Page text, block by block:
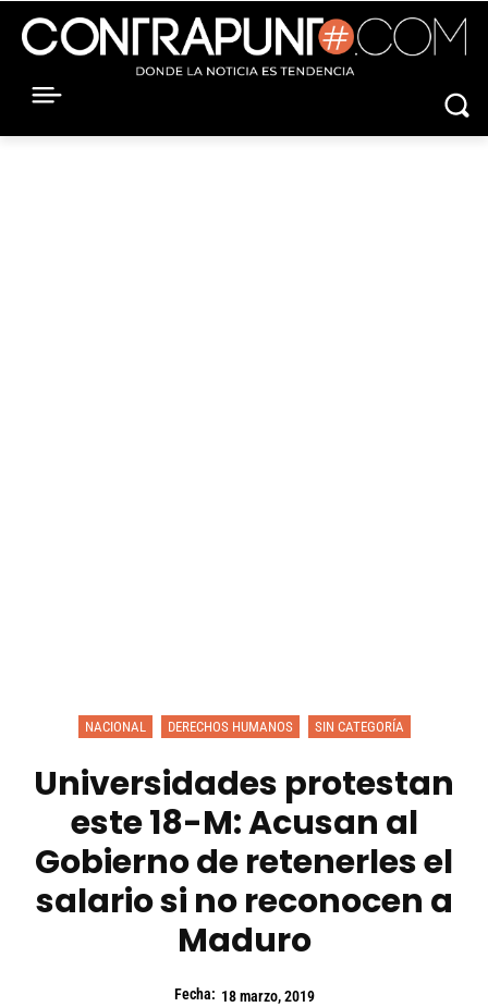
NACIONAL DERECHOS HUMANOS SIN CATEGORÍA
Universidades protestan
este 18-M: Acusan al
Gobierno de retenerles el
salario si no reconocen a
Maduro
Fecha: 18 marzo, 2019